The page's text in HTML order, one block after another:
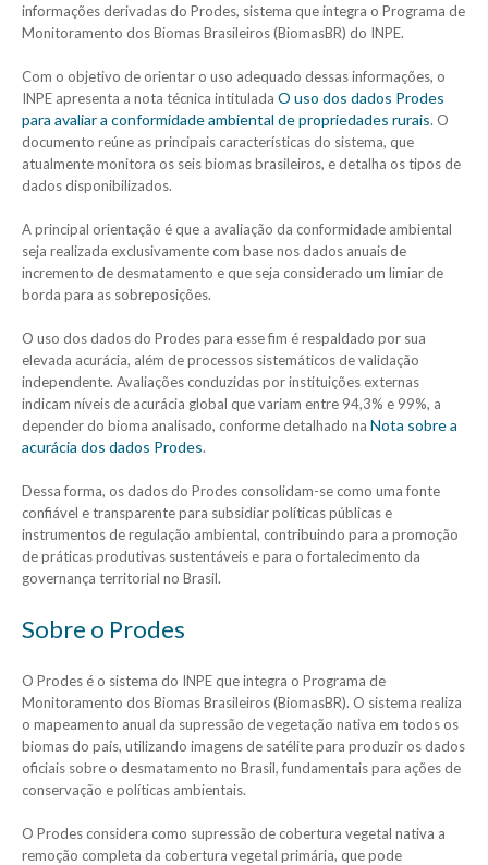
informações derivadas do Prodes, sistema que integra o Programa de
Monitoramento dos Biomas Brasileiros (BiomasBR) do INPE.
Com o objetivo de orientar o uso adequado dessas informações, o
INPE apresenta a nota técnica intitulada O uso dos dados Prodes
para avaliar a conformidade ambiental de propriedades rurais. O
documento reúne as principais características do sistema, que
atualmente monitora os seis biomas brasileiros, e detalha os tipos de
dados disponibilizados.
A principal orientação é que a avaliação da conformidade ambiental
seja realizada exclusivamente com base nos dados anuais de
incremento de desmatamento e que seja considerado um limiar de
borda para as sobreposições.
O uso dos dados do Prodes para esse fim é respaldado por sua
elevada acurácia, além de processos sistemáticos de validação
independente. Avaliações conduzidas por instituições externas
indicam níveis de acurácia global que variam entre 94,3% e 99%, a
depender do bioma analisado, conforme detalhado na Nota sobre a
acurácia dos dados Prodes.
Dessa forma, os dados do Prodes consolidam-se como uma fonte
confiável e transparente para subsidiar políticas públicas e
instrumentos de regulação ambiental, contribuindo para a promoção
de práticas produtivas sustentáveis e para o fortalecimento da
governança territorial no Brasil.
Sobre o Prodes
O Prodes é o sistema do INPE que integra o Programa de
Monitoramento dos Biomas Brasileiros (BiomasBR). O sistema realiza
o mapeamento anual da supressão de vegetação nativa em todos os
biomas do país, utilizando imagens de satélite para produzir os dados
oficiais sobre o desmatamento no Brasil, fundamentais para ações de
conservação e políticas ambientais.
O Prodes considera como supressão de cobertura vegetal nativa a
remoção completa da cobertura vegetal primária, que pode